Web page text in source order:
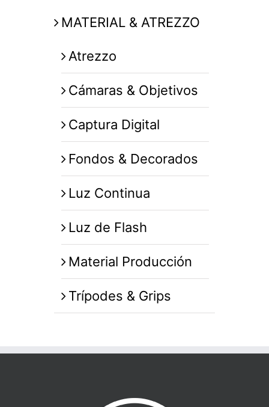
MATERIAL & ATREZZO
Atrezzo
Cámaras & Objetivos
Captura Digital
Fondos & Decorados
Luz Continua
Luz de Flash
Material Producción
Trípodes & Grips